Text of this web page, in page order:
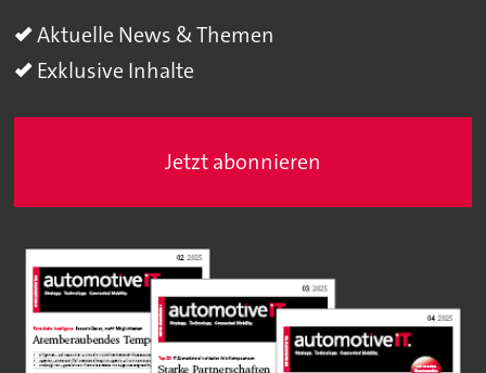
Aktuelle News & Themen
Exklusive Inhalte
Jetzt abonnieren